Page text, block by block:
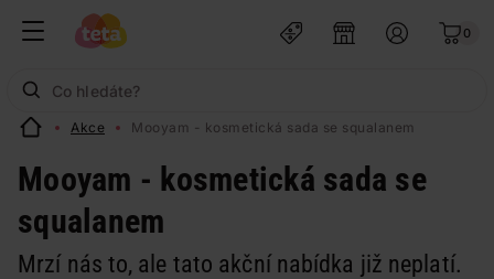
0
Akce Mooyam - kosmetická sada se squalanem
Mooyam - kosmetická sada se
squalanem
Mrzí nás to, ale tato akční nabídka již neplatí.